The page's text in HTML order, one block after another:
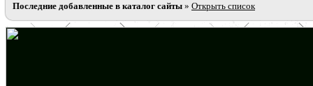
Последние добавленные в каталог сайты » Открыть список